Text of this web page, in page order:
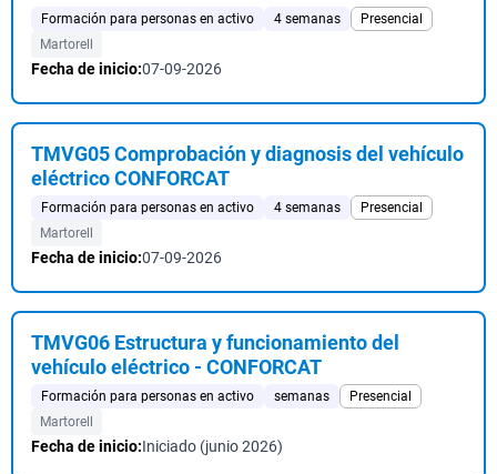
Formación para personas en activo 4 semanas
Presencial
Martorell
Fecha de inicio:07-09-2026
TMVG05 Comprobación y diagnosis del vehículo
eléctrico CONFORCAT
Formación para personas en activo 4 semanas
Presencial
Martorell
Fecha de inicio:07-09-2026
TMVG06 Estructura y funcionamiento del
vehículo eléctrico - CONFORCAT
Formación para personas en activo semanas
Presencial
Martorell
Fecha de inicio:Iniciado (junio 2026)